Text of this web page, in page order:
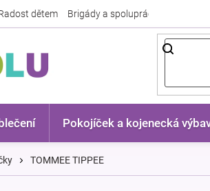
dětem Brigády a spolupráce
Pokojíček a kojenecká
TOMMEE TIPPEE